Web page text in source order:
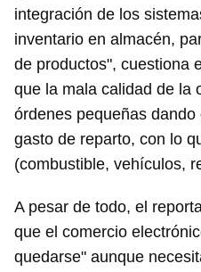
integración de los
inventario en almacén,
de productos", cuestiona
que la mala calidad de la
órdenes pequeñas
gasto de reparto, con lo
(combustible, vehículos,
A pesar de todo, el
que el comercio
quedarse" aunque